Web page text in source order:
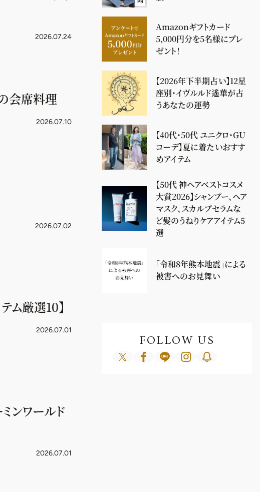
2026.07.24
会席料理
2026.07.10
2026.07.02
ム厳選10】
2026.07.01
ンワールド
2026.07.01
PR
Amazonギフトカード
5,000円分を5名様にプレ
ゼント！
【2026年下半期占い】12星
座別・イヴルルド遙華が占
うあなたの運勢
【40代・50代 ユニクロ・GU
コーデ】夏に着たいおすす
めアイテム
【50代 神ヘアベストコスメ
大賞2026】シャンプー、ヘア
マスク、スカルプセラムな
ど髪のうねりケアアイテム5
選
「令和8年熊本地震」による
被害へのお見舞い
FOLLOW US